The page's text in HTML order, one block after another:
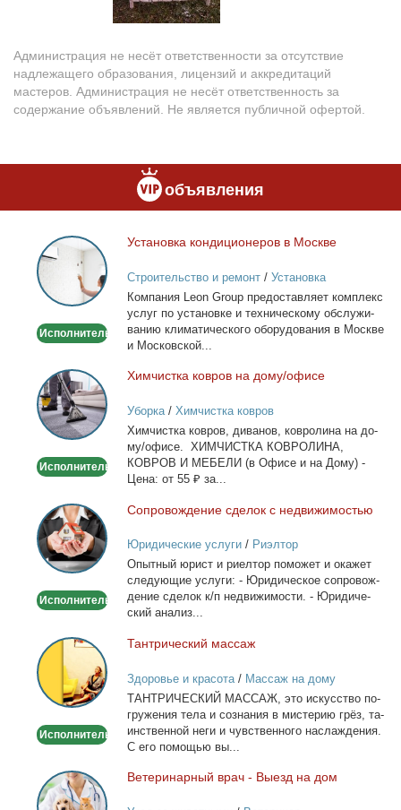
Администрация не несёт ответственности за отсутствие
надлежащего образования, лицензий и аккредитаций
мастеров. Администрация не несёт ответственность за
содержание объявлений. Не является публичной офертой.
объявления
Установка
кондиционеров
в
Москве
Исполнитель
Уста­нов­ка кон­ди­ци­о­не­ров в Москве
Строительство и ремонт/ Установка
кондиционеров
Ком­па­ния Leon Group предо­став­ля­ет ком­плекс
услуг по уста­нов­ке и тех­ни­че­ско­му об­слу­жи­
ва­нию кли­ма­ти­че­ско­го обо­ру­до­ва­ния в Москве
и Мос­ков­ской...
Химчистка
ковров
на
дому/
Исполнитель
Хим­чист­ка ков­ров на до­му/офи­се
Уборка/ Химчистка ковров
Хим­чист­ка ков­ров, ди­ва­нов, ков­ро­ли­на на до­
му/офи­се. ХИМЧИСТКА КОВРОЛИНА,
КОВРОВ И МЕБЕЛИ (в Офи­се и на До­му) -
Це­на: от 55 ₽ за...
Сопровождение
сделок
с
недвижимостью
Исполнитель
Со­про­вож­де­ние сде­лок с недви­жи­мо­стью
Юридические услуги/ Риэлтор
Опыт­ный юрист и ри­ел­тор по­мо­жет и ока­жет
сле­ду­ю­щие услу­ги: - Юри­ди­че­ское со­про­вож­
де­ние сде­лок к/п недви­жи­мо­сти. - Юри­ди­че­
ский ана­лиз...
Тантрический
массаж
Исполнитель
Тан­три­че­ский мас­саж
Здоровье и красота/ Массаж на дому
ТАНТРИЧЕСКИЙ МАССАЖ, это ис­кус­ство по­
гру­же­ния те­ла и со­зна­ния в ми­сте­рию грёз, та­
ин­ствен­ной неги и чув­ствен­но­го на­сла­жде­ния.
С его по­мо­щью вы...
Ветеринарный
врач
Ве­те­ри­нар­ный врач - Вы­езд на дом